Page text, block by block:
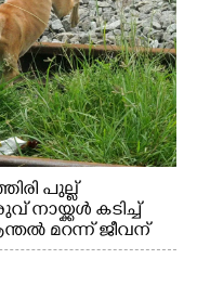
പുല്ല്
കടിച്ച്
മറന്ന് ജീവന്
വാത്തുരുത്തിയിൽ